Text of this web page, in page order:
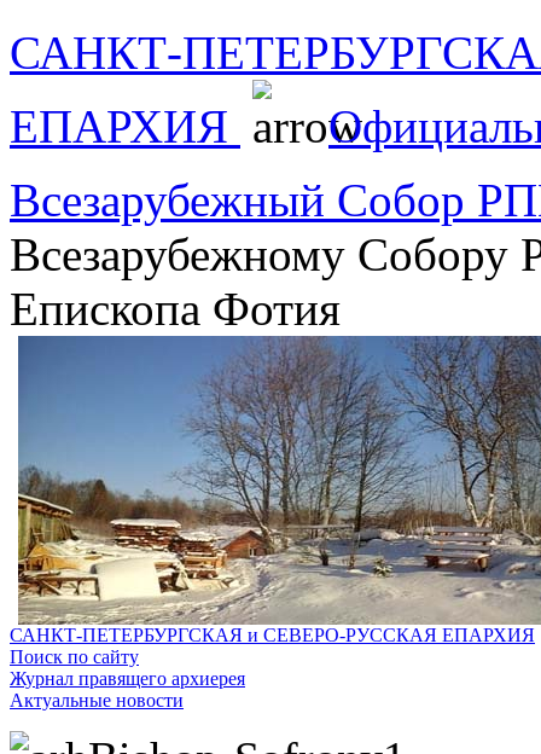
САНКТ-
ЕПАРХИЯ
Всезарубежный Собор
Всезарубежному Собору
Епископа Фотия
САНКТ-ПЕТЕРБУРГСКАЯ и СЕВЕРО-РУССКАЯ ЕПАРХИЯ
Поиск по сайту
Журнал правящего архиерея
Актуальные новости